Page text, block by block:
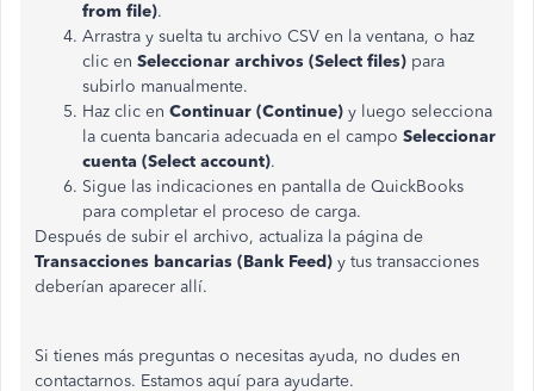
from file).
Arrastra y suelta tu archivo CSV en la ventana, o haz
clic en Seleccionar archivos (Select files) para
subirlo manualmente.
Haz clic en Continuar (Continue) y luego selecciona
la cuenta bancaria adecuada en el campo Seleccionar
cuenta (Select account).
Sigue las indicaciones en pantalla de QuickBooks
para completar el proceso de carga.
Después de subir el archivo, actualiza la página de
Transacciones bancarias (Bank Feed) y tus transacciones
deberían aparecer allí.
Si tienes más preguntas o necesitas ayuda, no dudes en
contactarnos. Estamos aquí para ayudarte.